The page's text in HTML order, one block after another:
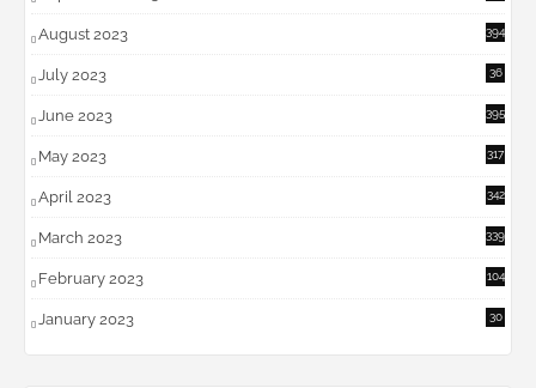
August 2023 394
July 2023
36
June 2023 395
May 2023 317
April 2023 342
March 2023 339
February 2023 104
January 2023 30